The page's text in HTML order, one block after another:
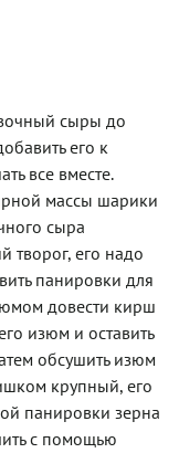
сыры до
его к
все вместе.
массы шарики
сыра
творог, его надо
панировки для
довести кирш
изюм и оставить
обсушить изюм
крупный, его
панировки зерна
с помощью